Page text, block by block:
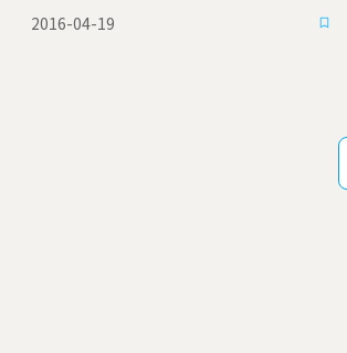
2016-04-19